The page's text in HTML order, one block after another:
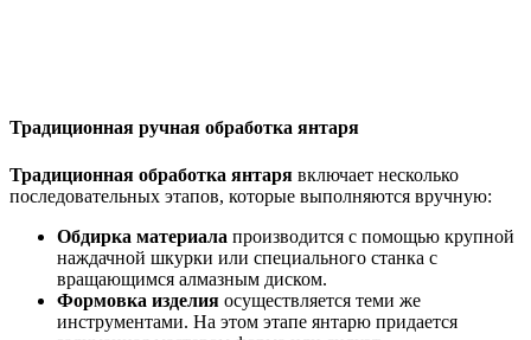
Традиционная ручная обработка янтаря
Традиционная обработка янтаря включает несколько
последовательных этапов, которые выполняются вручную:
Обдирка материала производится с помощью крупной
наждачной шкурки или специального станка с
вращающимся алмазным диском.
Формовка изделия осуществляется теми же
инструментами. На этом этапе янтарю придается